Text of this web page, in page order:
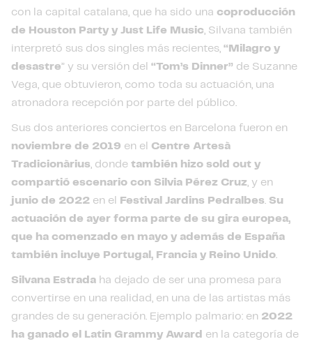
con la capital catalana, que ha sido una coproducción
de Houston Party y Just Life Music, Silvana también
interpretó sus dos singles más recientes, “Milagro y
desastre” y su versión del “Tom’s Dinner” de Suzanne
Vega, que obtuvieron, como toda su actuación, una
atronadora recepción por parte del público.
Sus dos anteriores conciertos en Barcelona fueron en
noviembre de 2019 en el Centre Artesà
Tradicionàrius, donde también hizo sold out y
compartió escenario con Silvia Pérez Cruz, y en
junio de 2022 en el Festival Jardins Pedralbes. Su
actuación de ayer forma parte de su gira europea,
que ha comenzado en mayo y además de España
también incluye Portugal, Francia y Reino Unido.
Silvana Estrada ha dejado de ser una promesa para
convertirse en una realidad, en una de las artistas más
grandes de su generación. Ejemplo palmario: en 2022
ha ganado el Latin Grammy Award en la categoría de